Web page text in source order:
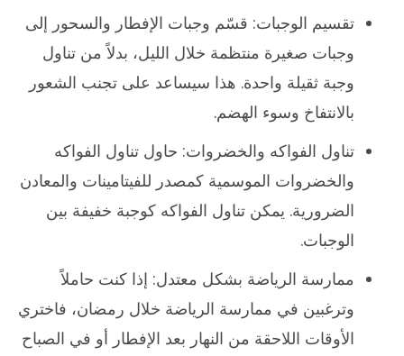
تقسيم الوجبات: قسّم وجبات الإفطار والسحور إلى
وجبات صغيرة منتظمة خلال الليل، بدلاً من تناول
وجبة ثقيلة واحدة. هذا سيساعد على تجنب الشعور
بالانتفاخ وسوء الهضم.
تناول الفواكه والخضروات: حاول تناول الفواكه
والخضروات الموسمية كمصدر للفيتامينات والمعادن
الضرورية. يمكن تناول الفواكه كوجبة خفيفة بين
الوجبات.
ممارسة الرياضة بشكل معتدل: إذا كنت حاملاً
وترغبين في ممارسة الرياضة خلال رمضان، فاختري
الأوقات اللاحقة من النهار بعد الإفطار أو في الصباح